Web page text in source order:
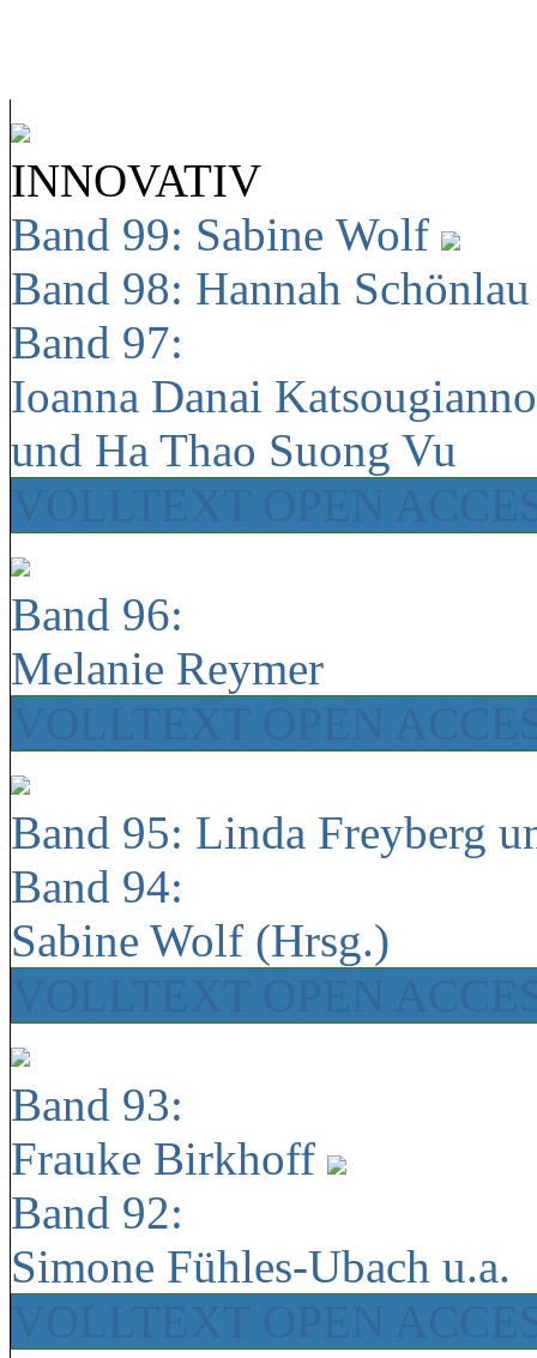
INNOVATIV
Band 99: Sabine Wolf
Band 98: Hannah
Band 97:
Ioanna Danai
und Ha Thao Suong Vu
Band 96:
Melanie Reymer
Band 95: Linda Freyberg
Band 94:
Sabine Wolf (Hrsg.)
Band 93:
Frauke Birkhoff
Band 92:
Simone Fühles-Ubach u.a.